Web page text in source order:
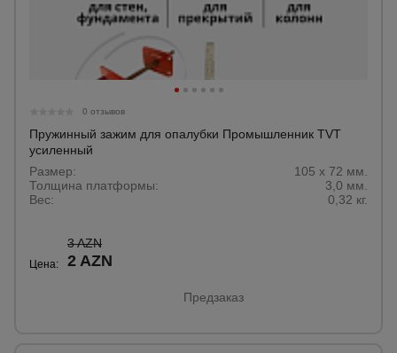
0 отзывов
Пружинный зажим для опалубки Промышленник TVT
усиленный
Размер:
105 х 72 мм.
Толщина платформы:
3,0 мм.
Вес:
0,32 кг.
Цена:
3 AZN
2 AZN
Предзаказ